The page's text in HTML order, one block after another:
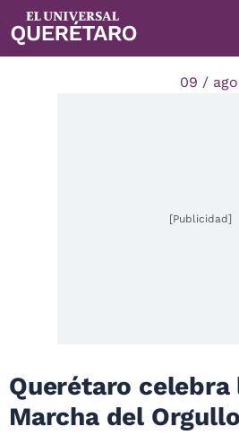
09 /
[Publicidad]
Querétaro celebra
Marcha del